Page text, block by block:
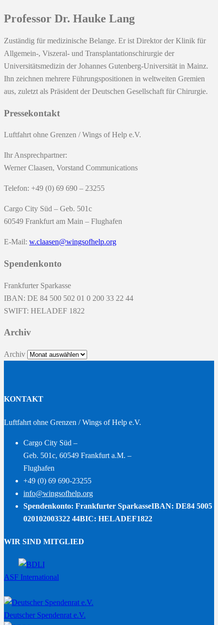
Professor Dr. Hauke Lang
Zuständig für medizinische Belange. Er ist Direktor der Klinik für
Allgemein-, Viszeral- und Transplantationschirurgie der
Universitätsmedizin der Johannes Gutenberg-Universität in Mainz.
Ihn zeichnen mehrere Führungspositionen in weltweiten Gremien
aus, zuletzt als Präsident der Deutschen Gesellschaft für Chirurgie.
Pressekontakt
Luftfahrt ohne Grenzen / Wings of Help e.V.
Ihr Ansprechpartner:
Werner Claasen, Vorstand Communications
Telefon: +49 (0) 69 690 – 23255
Cargo City Süd – Geb. 501c
60549 Frankfurt am Main – Flughafen
E-Mail: w.claasen@wingsofhelp.org
Spendenkonto
Frankfurter Sparkasse
IBAN: DE 84 500 502 01 0 200 33 22 44
SWIFT: HELADEF 1822
Archiv
Archiv
KONTAKT
Luftfahrt ohne Grenzen / Wings of Help e.V.
Cargo City Süd –
Geb. 501c, 60549 Frankfurt a.M. –
Flughafen
+49 (0) 69 690-23255
info@wingsofhelp.org
Spendenkonto: Frankfurter SparkasseIBAN: DE84 5005
020102003322 44BIC: HELADEF1822
WIR SIND MITGLIED
ASF International
Deutscher Spendenrat e.V.